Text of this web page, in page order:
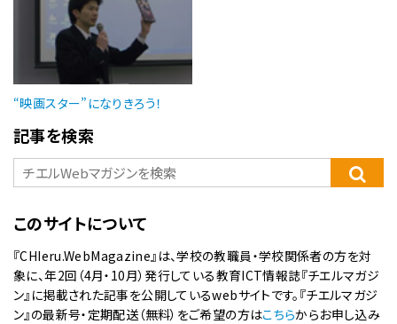
“映画スター”になりきろう！
記事を検索
このサイトについて
『CHIeru.WebMagazine』は、学校の教職員・学校関係者の方を対
象に、年2回（4月・10月）発行している教育ICT情報誌『チエルマガジ
ン』に掲載された記事を公開しているwebサイトです。『チエルマガジ
ン』の最新号・定期配送（無料）をご希望の方はこちらからお申し込み